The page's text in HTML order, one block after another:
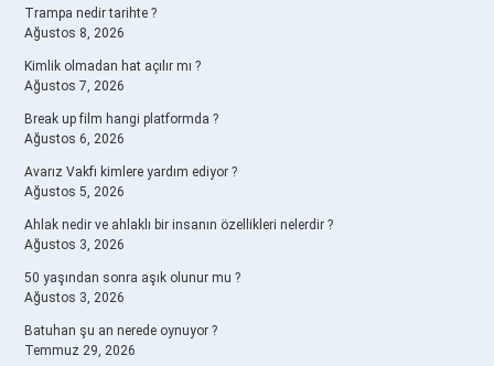
Trampa nedir tarihte ?
Ağustos 8, 2026
Kimlik olmadan hat açılır mı ?
Ağustos 7, 2026
Break up film hangi platformda ?
Ağustos 6, 2026
Avarız Vakfı kimlere yardım ediyor ?
Ağustos 5, 2026
Ahlak nedir ve ahlaklı bir insanın özellikleri nelerdir ?
Ağustos 3, 2026
50 yaşından sonra aşık olunur mu ?
Ağustos 3, 2026
Batuhan şu an nerede oynuyor ?
Temmuz 29, 2026